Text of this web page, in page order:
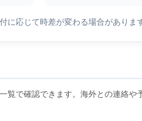
応じて時差が変わる場合があります
覧で確認できます。海外との連絡や